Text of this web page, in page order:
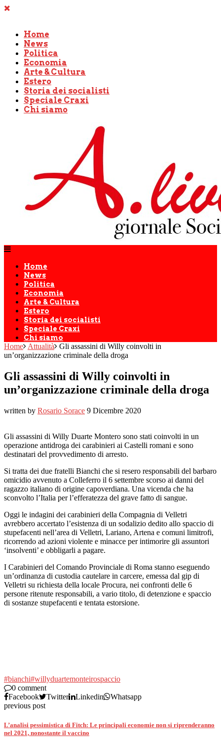
Home
News
Politica
Economia
Arte & Cultura
Estero
Storia dei socialisti
Speciale Craxi
Chi siamo
Home
News
Politica
Economia
Arte & Cultura
Estero
Storia dei socialisti
Speciale Craxi
Chi siamo
Home Attualità
Gli assassini di Willy coinvolti in
un’organizzazione criminale della droga
Gli assassini di Willy coinvolti in
un’organizzazione criminale della droga
written by Rosario Sorace 9 Dicembre 2020
Gli assassini di Willy Duarte Montero sono stati coinvolti in un
operazione antidroga dei carabinieri ai Castelli romani e sono
destinatari del provvedimento di arresto.
Si tratta dei due fratelli Bianchi che si resero responsabili del barbaro
omicidio avvenuto a Colleferro il 6 settembre scorso ai danni del
ragazzo italiano di origine capoverdiana. Una vicenda che ha
sconvolto l’Italia per l’efferatezza del grave fatto di sangue.
Oggi le indagini dei carabinieri della Compagnia di Velletri
avrebbero accertato l’esistenza di un sodalizio dedito allo spaccio di
stupefacenti nell’area di Velletri, Lariano, Artena e comuni limitrofi,
ricorrendo ad azioni violente e minacce per intimorire gli assuntori
‘insolventi’ e obbligarli a pagare.
I Carabinieri del Comando Provinciale di Roma stanno eseguendo
un’ordinanza di custodia cautelare in carcere, emessa dal gip di
Velletri su richiesta della locale Procura, nei confronti delle 6
persone ritenute responsabili, a vario titolo, di detenzione e spaccio
di sostanze stupefacenti e tentata estorsione.
#bianchi#willyduartemonteirospaccio
0 comment
Facebook
Twitter Linkedin
Whatsapp
previous post
L’analisi pessimistica di Fitch: Le principali economie non si riprenderanno
nel 2021, nonostante il vaccino